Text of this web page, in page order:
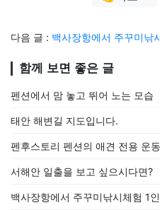
다음 글 : 백사장항에서 주꾸미낚
함께 보면 좋은 글
펜션에서 맘 놓고 뛰어 노는 모습
태안 해변길 지도입니다.
펜후스토리 펜션의 애견 전용 운
서해안 일출을 보고 싶으시다면?
백사장항에서 주꾸미낚시체험 1